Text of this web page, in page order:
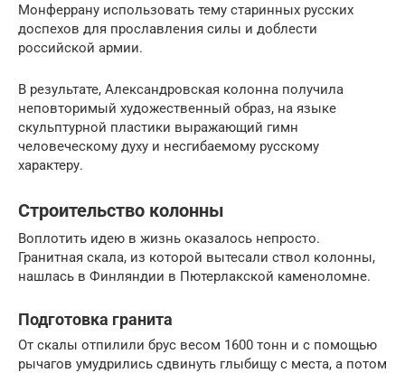
Монферрану использовать тему старинных русских
доспехов для прославления силы и доблести
российской армии.
В результате, Александровская колонна получила
неповторимый художественный образ, на языке
скульптурной пластики выражающий гимн
человеческому духу и несгибаемому русскому
характеру.
Строительство колонны
Воплотить идею в жизнь оказалось непросто.
Гранитная скала, из которой вытесали ствол колонны,
нашлась в Финляндии в Пютерлакской каменоломне.
Подготовка гранита
От скалы отпилили брус весом 1600 тонн и с помощью
рычагов умудрились сдвинуть глыбищу с места, а потом